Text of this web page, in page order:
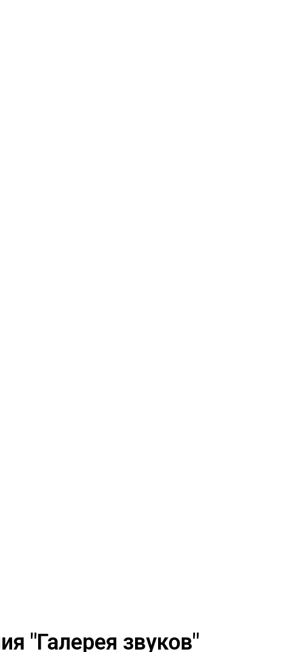
"Галерея звуков"